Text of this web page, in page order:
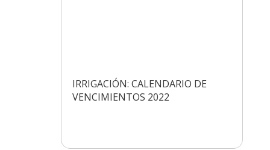
IRRIGACIÓN: CALENDARIO DE
VENCIMIENTOS 2022